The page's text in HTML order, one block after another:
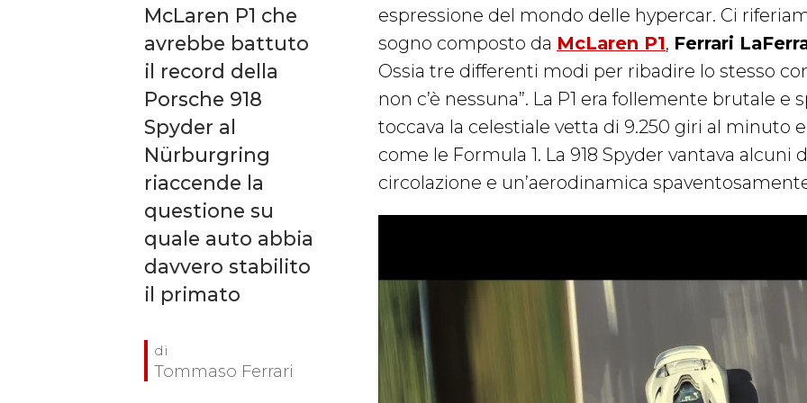
McLaren P1 che
avrebbe battuto
il record della
Porsche 918
Spyder al
Nürburgring
riaccende la
questione su
quale auto abbia
davvero stabilito
il primato
Tommaso Ferrari
espressione del mondo delle hypercar. Ci
sogno composto da McLaren P1, Ferrari
Ossia tre differenti modi per ribadire lo stesso
non c’è nessuna”. La P1 era follemente brutale e
toccava la celestiale vetta di 9.250 giri al minuto
come le Formula 1. La 918 Spyder vantava alcuni
circolazione e un’aerodinamica